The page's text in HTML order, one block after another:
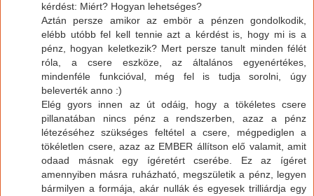
kérdést: Miért? Hogyan lehetséges?
Aztán persze amikor az embör a pénzen gondolkodik,
elébb utóbb fel kell tennie azt a kérdést is, hogy mi is a
pénz, hogyan keletkezik? Mert persze tanult minden félét
róla, a csere eszköze, az általános egyenértékes,
mindenféle funkcióval, még fel is tudja sorolni, úgy
beleverték anno :)
Elég gyors innen az út odáig, hogy a tökéletes csere
pillanatában nincs pénz a rendszerben, azaz a pénz
létezéséhez szükséges feltétel a csere, mégpediglen a
tökéletlen csere, azaz az EMBER állítson elő valamit, amit
odaad másnak egy ígéretért cserébe. Ez az ígéret
amennyiben másra ruházható, megszületik a pénz, legyen
bármilyen a formája, akár nullák és egyesek trilliárdja egy